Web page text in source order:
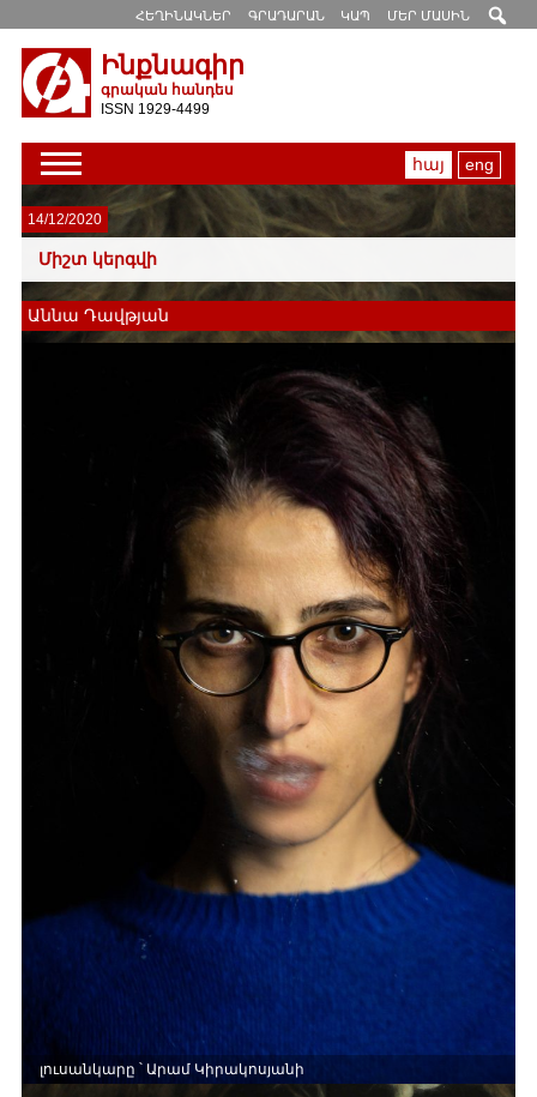
ՀԵՂԻՆԱԿՆԵՐ ԳՐԱԴԱՐԱՆ ԿԱՊ ՄԵՐ ՄԱՍԻՆ
Ինքնագիր
գրական հանդես
ISSN 1929-4499
հայ eng
14/12/2020
Միշտ կերգվի
Աննա Դավթյան
լուսանկարը ՝ Արամ Կիրակոսյանի